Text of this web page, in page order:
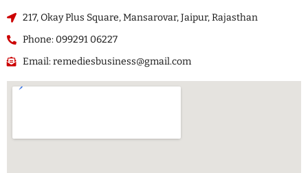
217, Okay Plus Square, Mansarovar, Jaipur, Rajasthan
Phone: 099291 06227
Email: remediesbusiness@gmail.com